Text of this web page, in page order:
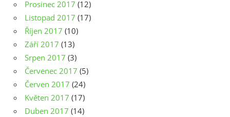
Prosinec 2017 (12)
Listopad 2017 (17)
Říjen 2017 (10)
Září 2017 (13)
Srpen 2017 (3)
Červenec 2017 (5)
Červen 2017 (24)
Květen 2017 (17)
Duben 2017 (14)